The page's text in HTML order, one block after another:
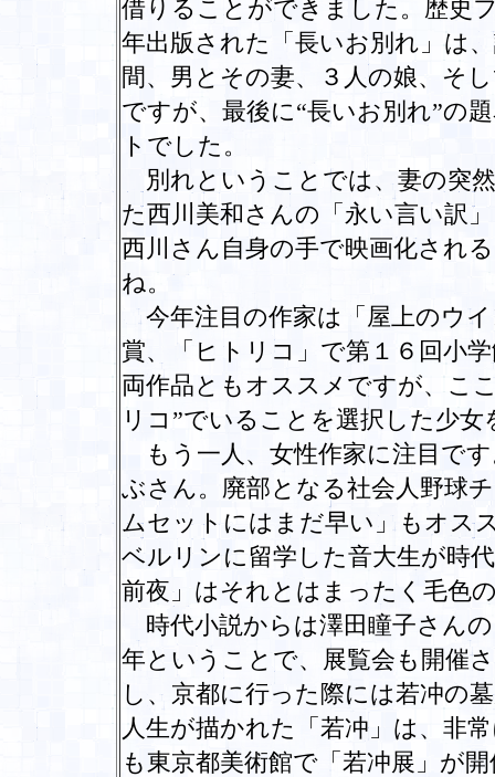
借りることができました。歴史
年出版された「長いお別れ」は
間、男とその妻、３人の娘、そ
ですが、最後に“長いお別れ”の
トでした。
別れということでは、妻の突
た西川美和さんの「永い言い訳
西川さん自身の手で映画化され
ね。
今年注目の作家は「屋上のウ
賞、「ヒトリコ」で第１６回小
両作品ともオススメですが、こ
リコ”でいることを選択した少
もう一人、女性作家に注目で
ぶさん。廃部となる社会人野球
ムセットにはまだ早い」もオス
ベルリンに留学した音大生が時
前夜」はそれとはまったく毛色
時代小説からは澤田瞳子さん
年ということで、展覧会も開催
し、京都に行った際には若冲の
人生が描かれた「若冲」は、非
も東京都美術館で「若冲展」が